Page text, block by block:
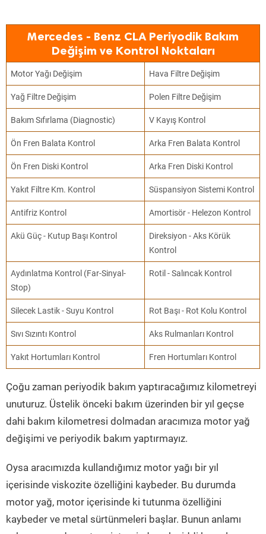
Mercedes - Benz CLA Periyodik Bakım
Değişim ve Kontrol Noktaları
Motor Yağı Değişim Hava Filtre Değişim
Yağ Filtre Değişim Polen Filtre Değişim
Bakım Sıfırlama (Diagnostic) V Kayış Kontrol
Ön Fren Balata Kontrol Arka Fren Balata Kontrol
Ön Fren Diski Kontrol Arka Fren Diski Kontrol
Yakıt Filtre Km. Kontrol Süspansiyon Sistemi Kontrol
Antifriz Kontrol Amortisör - Helezon Kontrol
Akü Güç - Kutup Başı Kontrol
Direksiyon - Aks Körük
Kontrol
Aydınlatma Kontrol (Far-Sinyal-
Stop)
Rotil - Salıncak Kontrol
Silecek Lastik - Suyu Kontrol Rot Başı - Rot Kolu Kontrol
Sıvı Sızıntı Kontrol Aks Rulmanları Kontrol
Yakıt Hortumları Kontrol Fren Hortumları Kontrol
Çoğu zaman periyodik bakım yaptıracağımız kilometreyi
unuturuz. Üstelik önceki bakım üzerinden bir yıl geçse
dahi bakım kilometresi dolmadan aracımıza motor yağ
değişimi ve periyodik bakım yaptırmayız.
Oysa aracımızda kullandığımız motor yağı bir yıl
içerisinde viskozite özelliğini kaybeder. Bu durumda
motor yağ, motor içerisinde ki tutunma özelliğini
kaybeder ve metal sürtünmeleri başlar. Bunun anlamı